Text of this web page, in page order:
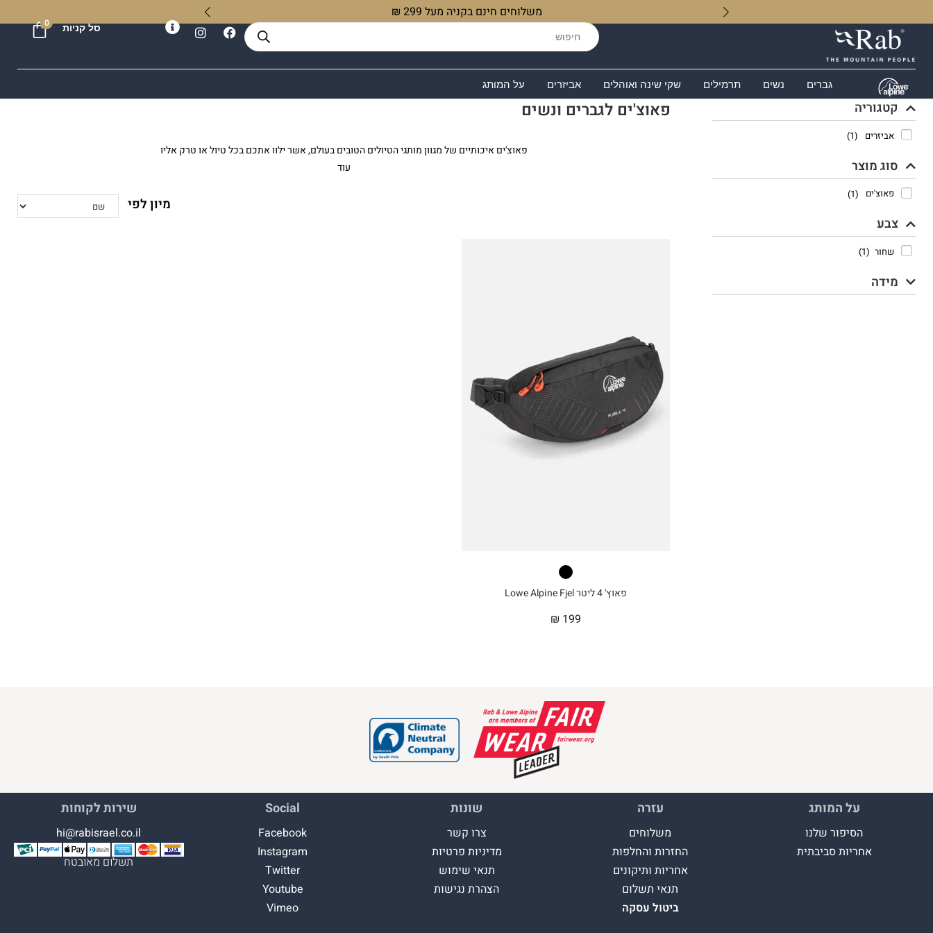
משלוחים חינם בקניה מעל 299 ₪
סל קניות 0
גברים נשים תרמילים שקי שינה ואוהלים אביזרים על המותג
פאוצ'ים לגברים ונשים
פאוצ'ים איכותיים של מגוון מותגי הטיולים הטובים בעולם, אשר ילוו אתכם בכל טיול או טרק אליו
תצאו. הפאוצ'ים עשויים מחומרים עמידים ויהיו איתכם לאורך שנים.
עוד
פאוץ' 4 ליטר Lowe Alpine Fjel
₪ 199
קטגוריה
אביזרים (1)
סוג מוצר
פאוצ'ים (1)
צבע
שחור (1)
מידה
על המותג
הסיפור שלנו
אחריות סביבתית
עזרה
משלוחים
החזרות והחלפות
אחריות ותיקונים
תנאי תשלום
ביטול עסקה
שונות
צרו קשר
מדיניות פרטיות
תנאי שימוש
הצהרת נגישות
Social
Facebook
Instagram
Twitter
Youtube
Vimeo
שירות לקוחות
hi@rabisrael.co.il
תשלום מאובטח